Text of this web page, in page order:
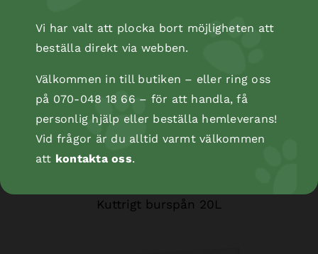
Kuttrigt burspån 20L
Vi har valt att plocka bort möjligheten att
beställa direkt via webben.
Välkommen in till butiken – eller ring oss
på 070-048 18 66 – för att handla, få
personlig hjälp eller beställa hemleverans!
Vid frågor är du alltid varmt välkommen
att kontakta oss.